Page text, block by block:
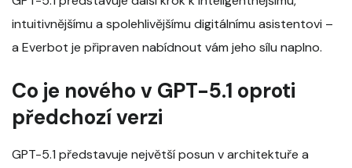
intuitivnějšímu a spolehlivějšímu digitálnímu asistentovi –
a Everbot je připraven nabídnout vám jeho sílu naplno.
Co je nového v GPT-5.1 oproti
předchozí verzi
GPT-5.1 představuje největší posun v architektuře a